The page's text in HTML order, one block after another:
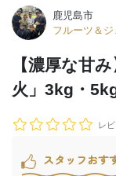
鹿児島市
フルーツ＆
【濃厚な甘
火」3kg・
レ
スタッフおす